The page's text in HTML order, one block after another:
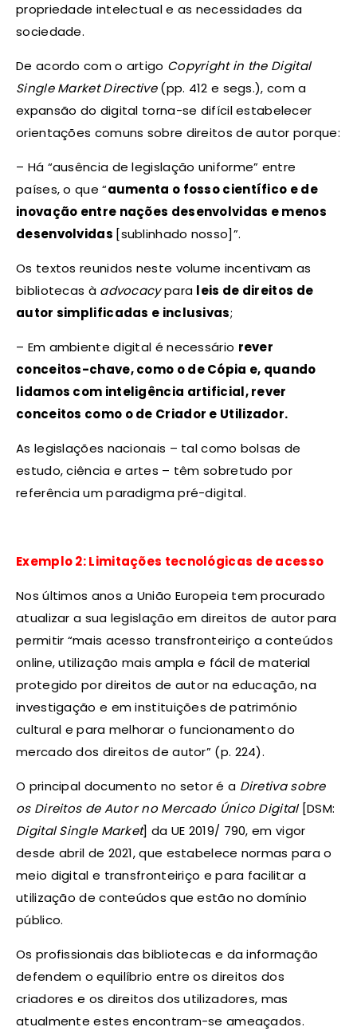
propriedade intelectual e as necessidades da
sociedade.
De acordo com o artigo Copyright in the Digital
Single Market Directive(pp. 412 e segs.), com a
expansão do digital torna-se difícil estabelecer
orientações comuns sobre direitos de autor porque:
– Há “ausência de legislação uniforme” entre
países, o que “aumenta o fosso científico e de
inovação entre nações desenvolvidas e menos
desenvolvidas [sublinhado nosso]”.
Os textos reunidos neste volume incentivam as
bibliotecas à advocacypara leis de direitos de
autor simplificadas e inclusivas;
– Em ambiente digital é necessário rever
conceitos-chave, como o de Cópia e, quando
lidamos com inteligência artificial, rever
conceitos como o de Criador e Utilizador.
As legislações nacionais – tal como bolsas de
estudo, ciência e artes – têm sobretudo por
referência um paradigma pré-digital.
Exemplo 2: Limitações tecnológicas de acesso
Nos últimos anos a União Europeia tem procurado
atualizar a sua legislação em direitos de autor para
permitir “mais acesso transfronteiriço a conteúdos
online, utilização mais ampla e fácil de material
protegido por direitos de autor na educação, na
investigação e em instituições de património
cultural e para melhorar o funcionamento do
mercado dos direitos de autor” (p. 224).
O principal documento no setor é a Diretiva sobre
os Direitos de Autor no Mercado Único Digital[DSM:
Digital Single Market] da UE 2019/ 790, em vigor
desde abril de 2021, que estabelece normas para o
meio digital e transfronteiriço e para facilitar a
utilização de conteúdos que estão no domínio
público.
Os profissionais das bibliotecas e da informação
defendem o equilíbrio entre os direitos dos
criadores e os direitos dos utilizadores, mas
atualmente estes encontram-se ameaçados.